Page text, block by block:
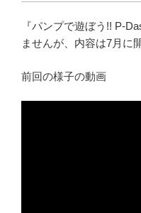
『パンプで遊ぼう!! P-
ませんが、内容は7月に
前回の様子の動画